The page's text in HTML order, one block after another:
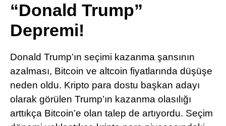
Telegram
“Donald Trump”
Depremi!
Donald Trump’ın seçimi kazanma şansının
azalması, Bitcoin ve altcoin fiyatlarında düşüşe
neden oldu. Kripto para dostu başkan adayı
olarak görülen Trump’ın kazanma olasılığı
arttıkça Bitcoin’e olan talep de artıyordu. Seçim